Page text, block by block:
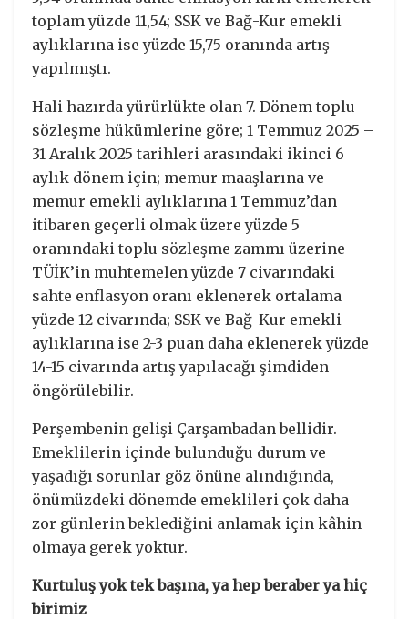
toplam yüzde 11,54; SSK ve Bağ-Kur emekli
aylıklarına ise yüzde 15,75 oranında artış
yapılmıştı.
Hali hazırda yürürlükte olan 7. Dönem toplu
sözleşme hükümlerine göre; 1 Temmuz 2025 –
31 Aralık 2025 tarihleri arasındaki ikinci 6
aylık dönem için; memur maaşlarına ve
memur emekli aylıklarına 1 Temmuz’dan
itibaren geçerli olmak üzere yüzde 5
oranındaki toplu sözleşme zammı üzerine
TÜİK’in muhtemelen yüzde 7 civarındaki
sahte enflasyon oranı eklenerek ortalama
yüzde 12 civarında; SSK ve Bağ-Kur emekli
aylıklarına ise 2-3 puan daha eklenerek yüzde
14-15 civarında artış yapılacağı şimdiden
öngörülebilir.
Perşembenin gelişi Çarşambadan bellidir.
Emeklilerin içinde bulunduğu durum ve
yaşadığı sorunlar göz önüne alındığında,
önümüzdeki dönemde emeklileri çok daha
zor günlerin beklediğini anlamak için kâhin
olmaya gerek yoktur.
Kurtuluş yok tek başına, ya hep beraber ya hiç
birimiz